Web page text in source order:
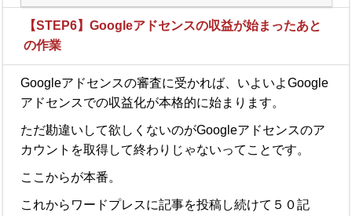
【STEP6】Googleアドセンスの収益が始まったあと
の作業
Googleアドセンスの審査に受かれば、いよいよGoogle
アドセンスでの収益化が本格的に始まります。
ただ勘違いして欲しくないのがGoogleアドセンスのア
カウントを取得して終わりじゃないってことです。
ここからが本番。
これからワードプレスに記事を投稿し続けて５０記